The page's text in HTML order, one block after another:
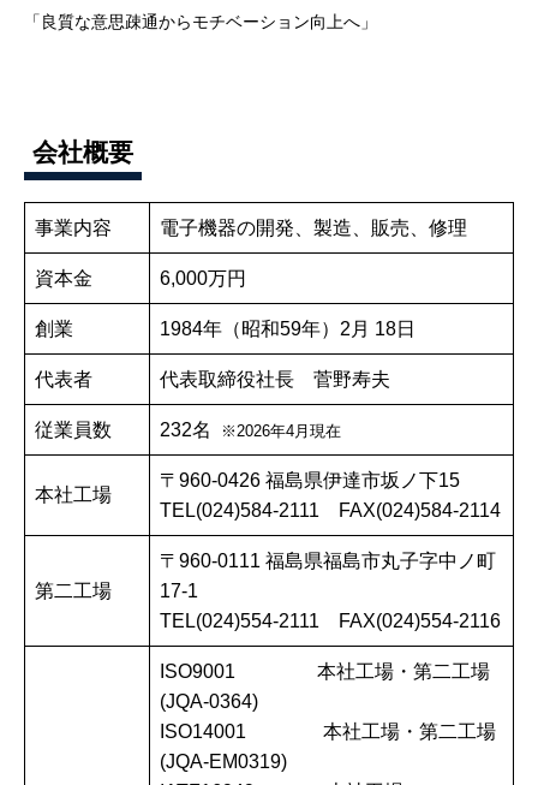
「良質な意思疎通からモチベーション向上へ」
会社概要
事業内容 電子機器の開発、製造、販売、修理
資本金 6,000万円
創業 1984年（昭和59年）2月 18日
代表者 代表取締役社長 菅野寿夫
従業員数 232名 ※2026年4月現在
本社工場
〒960-0426 福島県伊達市坂ノ下15
TEL(024)584-2111 FAX(024)584-2114
第二工場
〒960-0111 福島県福島市丸子字中ノ町
17-1
TEL(024)554-2111 FAX(024)554-2116
ISO9001 本社工場・第二工場
(JQA-0364)
ISO14001 本社工場・第二工場
(JQA-EM0319)